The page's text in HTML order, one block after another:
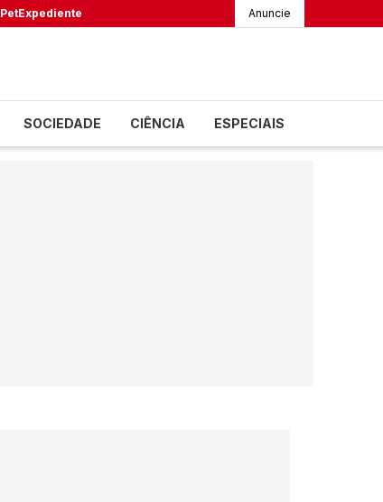
PetExpediente Anuncie
SOCIEDADE CIÊNCIA ESPECIAIS